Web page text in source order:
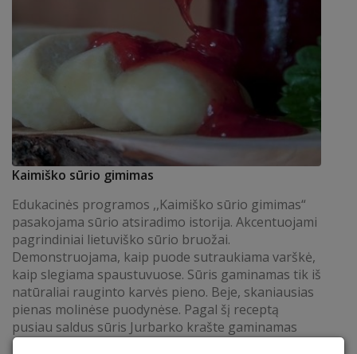
Kaimiško sūrio gimimas
Edukacinės programos ,,Kaimiško sūrio gimimas“
pasakojama sūrio atsiradimo istorija. Akcentuojami
pagrindiniai lietuviško sūrio bruožai.
Demonstruojama, kaip puode sutraukiama varškė,
kaip slegiama spaustuvuose. Sūris gaminamas tik iš
natūraliai rauginto karvės pieno. Beje, skaniausias
pienas molinėse puodynėse. Pagal šį receptą
pusiau saldus sūris Jurbarko krašte gaminamas
labai seniai. Kol jis slegiasi, galėsite išbandyti savo...